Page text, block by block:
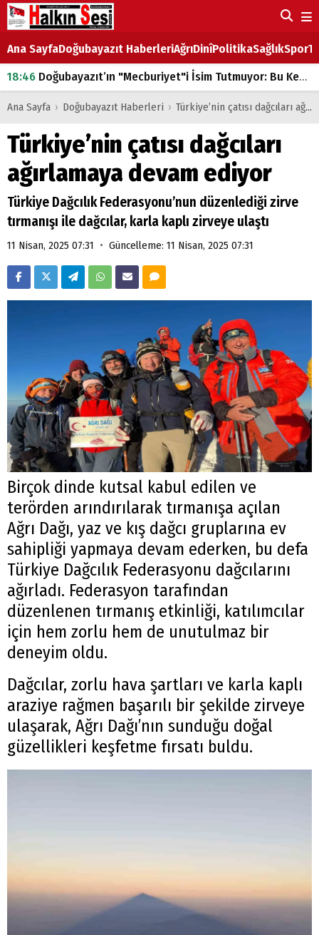
Ana SayfaDoğubayazıt HaberleriAğrıDinîPolitikaSağlıkSpor
18:46 Doğubayazıt’ın "Mecburiyet"i İsim Tutmuyor: Bu Kez de Mem u Zîn Oldu!
07:53Doğubayazıt’ta Ekmek Fiyatlarına Zam
07:16
Doğubayazıt'ta çocukların sırtındaki ağır yük
07:00
DEVLET ve HÜKÜMET
18:29ÇARŞI CADDESİ YAZ BOZ TAHTASI
Ana Sayfa › Doğubayazıt Haberleri › Türkiye’nin çatısı dağcıları ağırlamaya devam ediyor
Türkiye’nin çatısı dağcıları
ağırlamaya devam ediyor
Türkiye Dağcılık Federasyonu’nun düzenlediği zirve
tırmanışı ile dağcılar, karla kaplı zirveye ulaştı
11 Nisan, 2025 07:31 • Güncelleme: 11 Nisan, 2025 07:31
Birçok dinde kutsal kabul edilen ve
terörden arındırılarak tırmanışa açılan
Ağrı Dağı, yaz ve kış dağcı gruplarına ev
sahipliği yapmaya devam ederken, bu defa
Türkiye Dağcılık Federasyonu dağcılarını
ağırladı. Federasyon tarafından
düzenlenen tırmanış etkinliği, katılımcılar
için hem zorlu hem de unutulmaz bir
deneyim oldu.
Dağcılar, zorlu hava şartları ve karla kaplı
araziye rağmen başarılı bir şekilde zirveye
ulaşarak, Ağrı Dağı’nın sunduğu doğal
güzellikleri keşfetme fırsatı buldu.